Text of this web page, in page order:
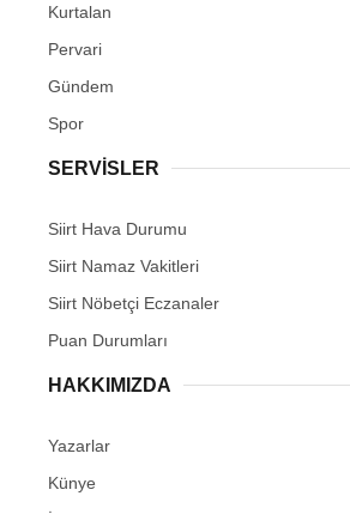
Kurtalan
Pervari
Gündem
Spor
SERVİSLER
Siirt Hava Durumu
Siirt Namaz Vakitleri
Siirt Nöbetçi Eczanaler
Puan Durumları
HAKKIMIZDA
Yazarlar
Künye